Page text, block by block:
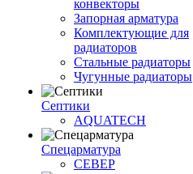
конвекторы
Запорная арматура
Комплектующие для
радиаторов
Стальные радиаторы
Чугунные радиаторы
Септики
AQUATECH
Спецарматура
СЕВЕР